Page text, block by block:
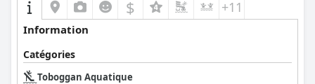
$ +11
Information
Catégories
Toboggan Aquatique